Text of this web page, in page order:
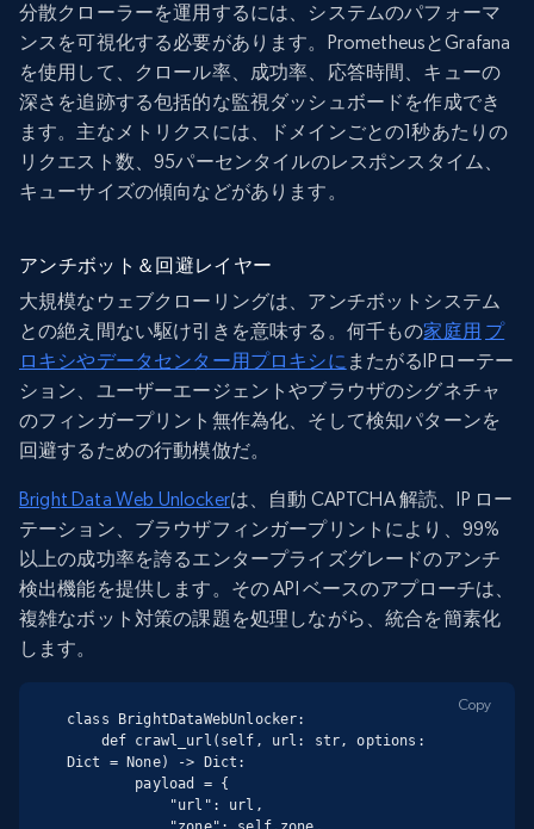
分散クローラーを運用するには、システムのパフォーマ
ンスを可視化する必要があります。PrometheusとGrafana
を使用して、クロール率、成功率、応答時間、キューの
深さを追跡する包括的な監視ダッシュボードを作成でき
ます。主なメトリクスには、ドメインごとの1秒あたりの
リクエスト数、95パーセンタイルのレスポンスタイム、
キューサイズの傾向などがあります。
アンチボット＆回避レイヤー
大規模なウェブクローリングは、アンチボットシステム
との絶え間ない駆け引きを意味する。何千もの家庭用 プ
ロキシやデータセンター用プロキシに またがるIPローテー
ション、ユーザーエージェントやブラウザのシグネチャ
のフィンガープリント無作為化、そして検知パターンを
回避するための行動模倣だ。
Bright Data Web Unlockerは、自動 CAPTCHA 解読、IP ロー
テーション、ブラウザフィンガープリントにより、99%
以上の成功率を誇るエンタープライズグレードのアンチ
検出機能を提供します。その API ベースのアプローチは、
複雑なボット対策の課題を処理しながら、統合を簡素化
します。
class BrightDataWebUnlocker:
Dict = None) -> Dict:
Copy